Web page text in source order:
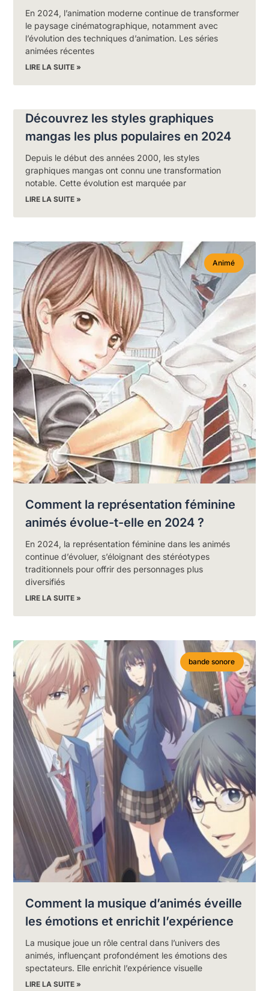
En 2024, l’animation moderne continue de transformer
le paysage cinématographique, notamment avec
l’évolution des techniques d’animation. Les séries
animées récentes
LIRE LA SUITE »
Découvrez les styles graphiques
mangas les plus populaires en 2024
Depuis le début des années 2000, les styles
graphiques mangas ont connu une transformation
notable. Cette évolution est marquée par
LIRE LA SUITE »
Animé
Comment la représentation féminine
animés évolue-t-elle en 2024 ?
En 2024, la représentation féminine dans les animés
continue d’évoluer, s’éloignant des stéréotypes
traditionnels pour offrir des personnages plus
diversifiés
LIRE LA SUITE »
bande sonore
Comment la musique d’animés éveille
les émotions et enrichit l’expérience
La musique joue un rôle central dans l’univers des
animés, influençant profondément les émotions des
spectateurs. Elle enrichit l’expérience visuelle
LIRE LA SUITE »